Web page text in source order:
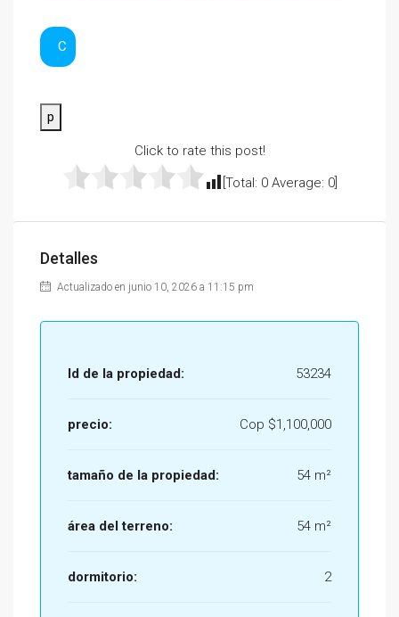
C
p
Click to rate this post!
[Total: 0Average: 0]
Detalles
Actualizado en junio 10, 2026 a 11:15 pm
Id de la propiedad: 53234
precio: Cop $1,100,000
tamaño de la propiedad: 54 m²
área del terreno: 54 m²
dormitorio: 2